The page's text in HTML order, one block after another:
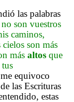
las palabras
son vuestros
caminos,
son más
más altos que
equivoco
las Escrituras
estas